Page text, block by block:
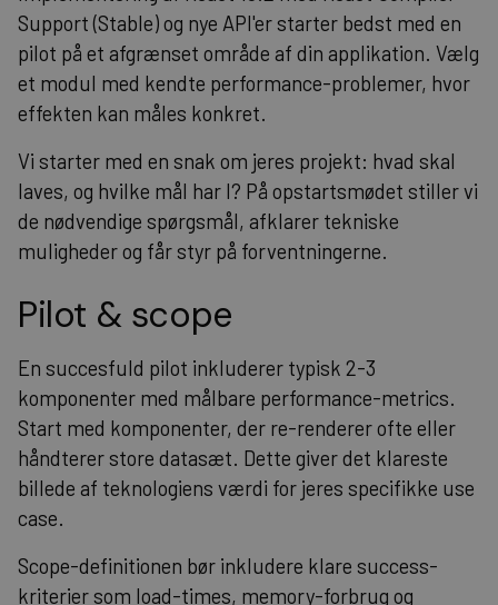
Support (Stable) og nye API'er starter bedst med en
pilot på et afgrænset område af din applikation. Vælg
et modul med kendte performance-problemer, hvor
effekten kan måles konkret.
Vi starter med en snak om jeres projekt: hvad skal
laves, og hvilke mål har I? På opstartsmødet stiller vi
de nødvendige spørgsmål, afklarer tekniske
muligheder og får styr på forventningerne.
Pilot & scope
En succesfuld pilot inkluderer typisk 2-3
komponenter med målbare performance-metrics.
Start med komponenter, der re-renderer ofte eller
håndterer store datasæt. Dette giver det klareste
billede af teknologiens værdi for jeres specifikke use
case.
Scope-definitionen bør inkludere klare success-
kriterier som load-times, memory-forbrug og